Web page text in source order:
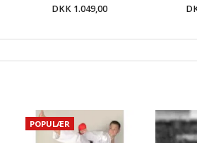
DKK 1.049,00
POPULÆR